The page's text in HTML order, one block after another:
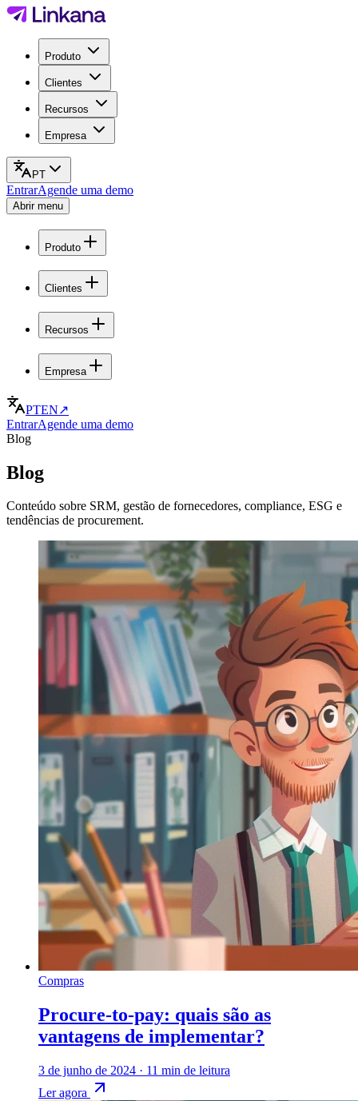
Produto
Clientes
Recursos
Empresa
PT
EntrarAgende uma demo
Abrir menu
Produto
Clientes
Recursos
Empresa
PTEN↗
EntrarAgende uma demo
Blog
Blog
Conteúdo sobre SRM, gestão de fornecedores, compliance, ESG e
tendências de procurement.
Compras
Procure-to-pay: quais são as
vantagens de implementar?
3 de junho de 2024 · 11 min de leitura
Ler agora